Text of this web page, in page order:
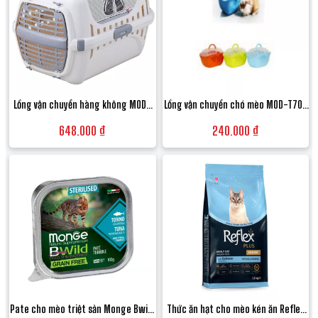
Lồng vận chuyển hàng không MOD-
IATA cho chó mèo
648.000 ₫
Lồng vận chuyển chó mèo MOD-T709
bền đẹp - Size S
240.000 ₫
Pate cho mèo triệt sản Monge Bwild Thức ăn hạt cho mèo kén ăn Reflex